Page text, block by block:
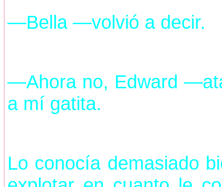
—Bella —volvió a decir.
—Ahora no, Edward
a mí gatita.
Lo conocía demasiado